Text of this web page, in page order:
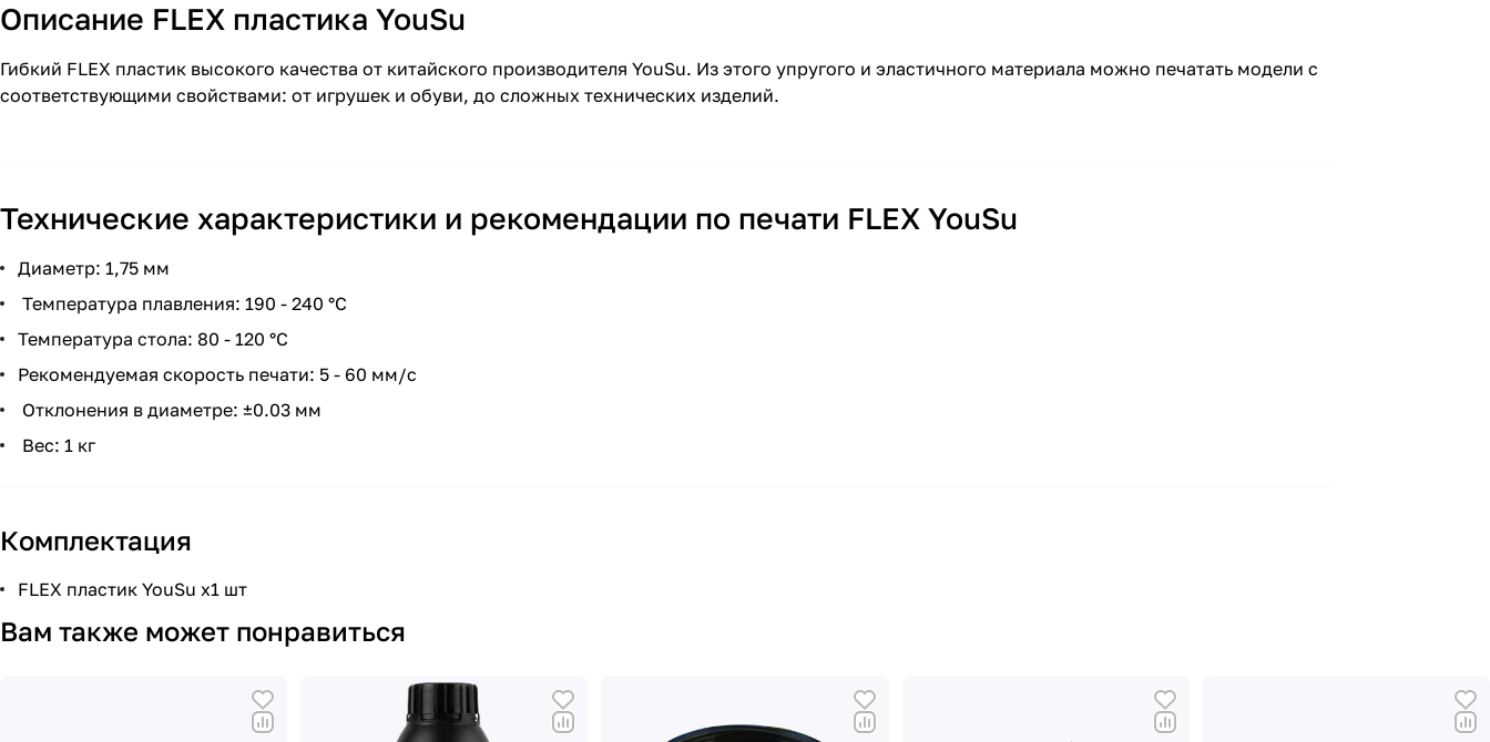
Описание FLEX пластика YouSu
Гибкий FLEX пластик высокого качества от китайского производителя YouSu. Из этого упругого и эластичного материала можно печатать модели с
соответствующими свойствами: от игрушек и обуви, до сложных технических изделий.
Технические характеристики и рекомендации по печати FLEX YouSu
Диаметр: 1,75 мм
Температура плавления: 190 - 240 °С
Температура стола: 80 - 120 °С
Рекомендуемая скорость печати: 5 - 60 мм/с
Отклонения в диаметре: ±0.03 мм
Вес: 1 кг
Комплектация
FLEX пластик YouSu х1 шт
Вам также может понравиться